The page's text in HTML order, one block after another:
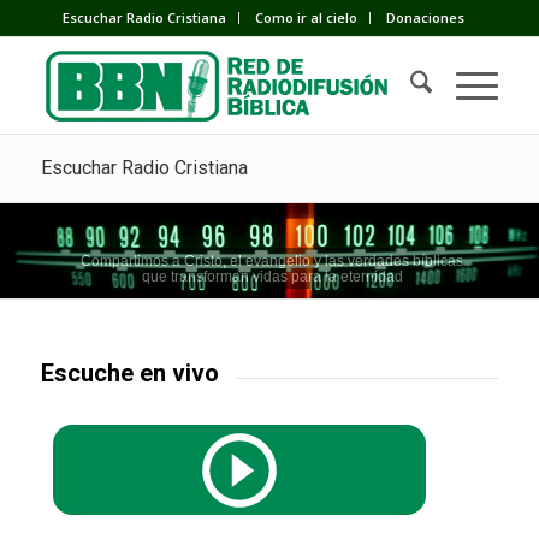
Escuchar Radio Cristiana Como ir al cielo Donaciones
Escuchar Radio Cristiana
Compartimos a Cristo, el evangelio y las verdades bíblicas
que transforman vidas para la eternidad
Escuche en vivo